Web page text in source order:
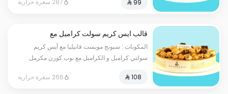
287 سعرة حرارية
قالب ايس كريم سولت كراميل مع
بوب كورن
المكونات : سبونج مويست فانيليا مع أيس كريم
سولتي كراميل و الكرامبل مع بوب كورن مكرمل
أسخاص
266 سعرة حرارية